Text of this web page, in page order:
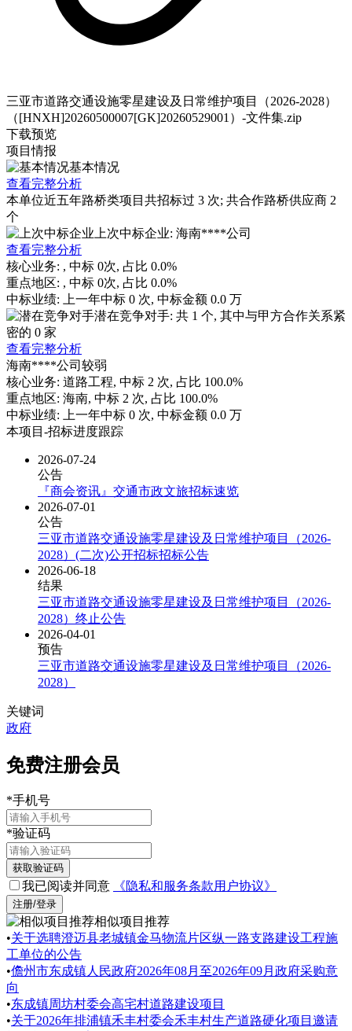
三亚市道路交通设施零星建设及日常维护项目（2026-2028）
（[HNXH]20260500007[GK]20260529001）-文件集.zip
下载预览
项目情报
基本情况
查看完整分析
本单位近五年路桥类项目共招标过 3 次; 共合作路桥供应商 2
个
上次中标企业: 海南****公司
查看完整分析
核心业务: , 中标 0次, 占比 0.0%
重点地区: , 中标 0次, 占比 0.0%
中标业绩:
上一年中标 0 次, 中标金额 0.0 万
潜在竞争对手: 共 1 个, 其中与甲方合作关系紧
密的 0 家
查看完整分析
海南****公司 较弱
核心业务: 道路工程, 中标 2 次, 占比 100.0%
重点地区: 海南, 中标 2 次, 占比 100.0%
中标业绩:
上一年中标 0 次, 中标金额 0.0 万
本项目-招标进度跟踪
2026-07-24
公告
『商会资讯』交通市政文旅招标速览
2026-07-01
公告
三亚市道路交通设施零星建设及日常维护项目（2026-
2028）(二次)公开招标招标公告
2026-06-18
结果
三亚市道路交通设施零星建设及日常维护项目（2026-
2028）终止公告
2026-04-01
预告
三亚市道路交通设施零星建设及日常维护项目（2026-
2028）
关键词
政府
免费注册会员
*手机号
*验证码
获取验证码
我已阅读并同意 《隐私和服务条款用户协议》
注册/登录
相似项目推荐
•关于选聘澄迈县老城镇金马物流片区纵一路支路建设工程施
工单位的公告
•儋州市东成镇人民政府2026年08月至2026年09月政府采购意
向
•东成镇周坊村委会高宅村道路建设项目
•关于2026年排浦镇禾丰村委会禾丰村生产道路硬化项目邀请